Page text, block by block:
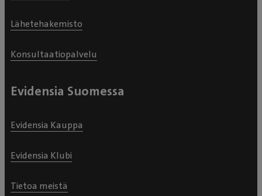
Lähetehakemisto
Konsultaatiopalvelu
Evidensia Suomessa
Evidensia Kauppa
Evidensia Klubi
Tietoa meistä